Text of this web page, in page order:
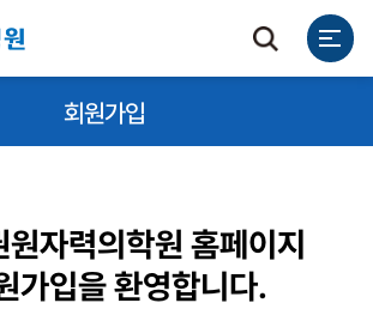
회원가입
자력의학원 홈페이지
가입을 환영합니다.